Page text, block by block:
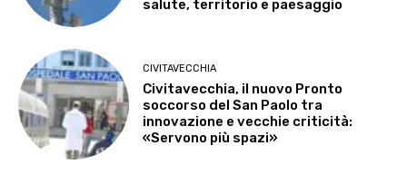
salute, territorio e paesaggio
CIVITAVECCHIA
Civitavecchia, il nuovo Pronto
soccorso del San Paolo tra
innovazione e vecchie criticità:
«Servono più spazi»